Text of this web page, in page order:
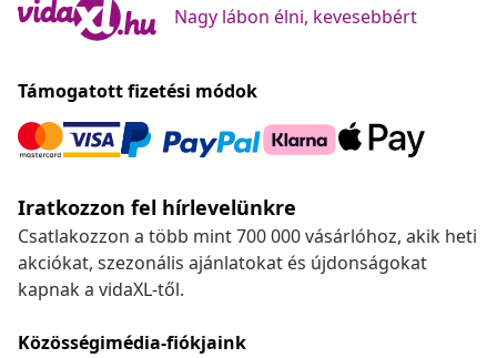
Nagy lábon élni, kevesebbért
Támogatott fizetési módok
Iratkozzon fel hírlevelünkre
Csatlakozzon a több mint 700 000 vásárlóhoz, akik heti
akciókat, szezonális ajánlatokat és újdonságokat
kapnak a vidaXL-től.
Közösségimédia-fiókjaink